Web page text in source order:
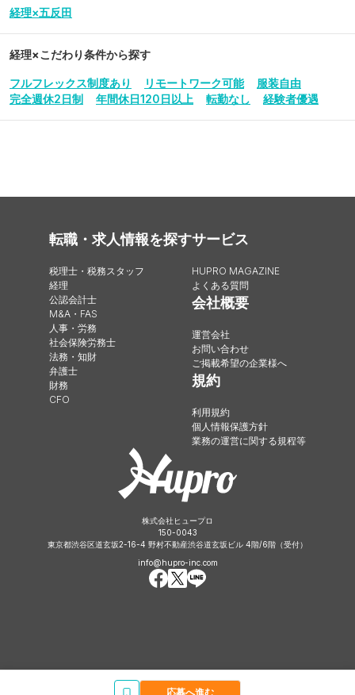
応募へ進む
経理×五反田
経理×こだわり条件から探す
フルフレックス制度あり リモートワーク可能
服装自由
完全週休2日制
年間休日120日以上 転勤なし 経験者優遇
転職・求人情報を探す
税理士・税務スタッフ
経理
公認会計士
M&A・FAS
人事・労務
社会保険労務士
法務・知財
弁護士
財務
CFO
サービス
HUPRO MAGAZINE
よくある質問
会社概要
運営会社
お問い合わせ
ご掲載希望の企業様へ
規約
利用規約
個人情報保護方針
業務の運営に関する規程等
株式会社ヒュープロ
150-0043
東京都渋谷区道玄坂2-16-4 野村不動産渋谷道玄坂ビル 4階/6階（受付）
info@hupro-inc.com